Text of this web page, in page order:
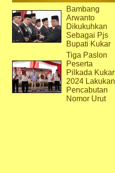
Bambang
Arwanto
Dikukuhkan
Sebagai Pjs
Bupati Kukar
Tiga Paslon
Peserta
Pilkada Kukar
2024 Lakukan
Pencabutan
Nomor Urut